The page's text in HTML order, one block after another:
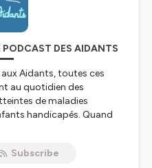
DES AIDANTS
Aidants, toutes ces
au quotidien des
de maladies
handicapés. Quand
autant de
Subscribe